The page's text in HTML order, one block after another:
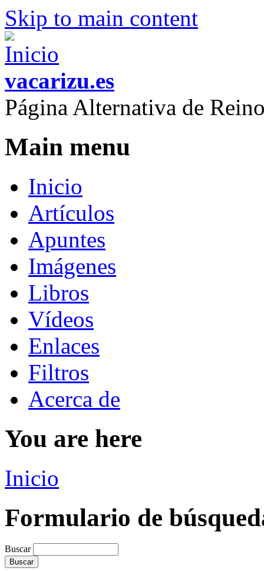
Skip to main content
vacarizu.es
Página Alternativa de
Main menu
Inicio
Artículos
Apuntes
Imágenes
Libros
Vídeos
Enlaces
Filtros
Acerca de
You are here
Inicio
Formulario de
Buscar